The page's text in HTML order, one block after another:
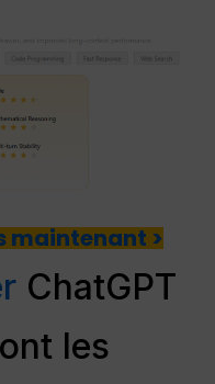
maintenant >
ChatGPT
les